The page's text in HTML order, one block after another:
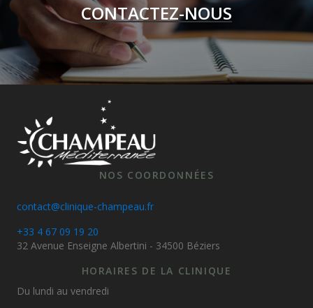
CONTACTEZ-NOUS
NOS COORDONNÉES
contact@clinique-champeau.fr
+33 4 67 09 19 20
32 Avenue Enseigne Albertini - 34500 Béziers
HORAIRES DE LA CLINIQUE
Du lundi au vendredi